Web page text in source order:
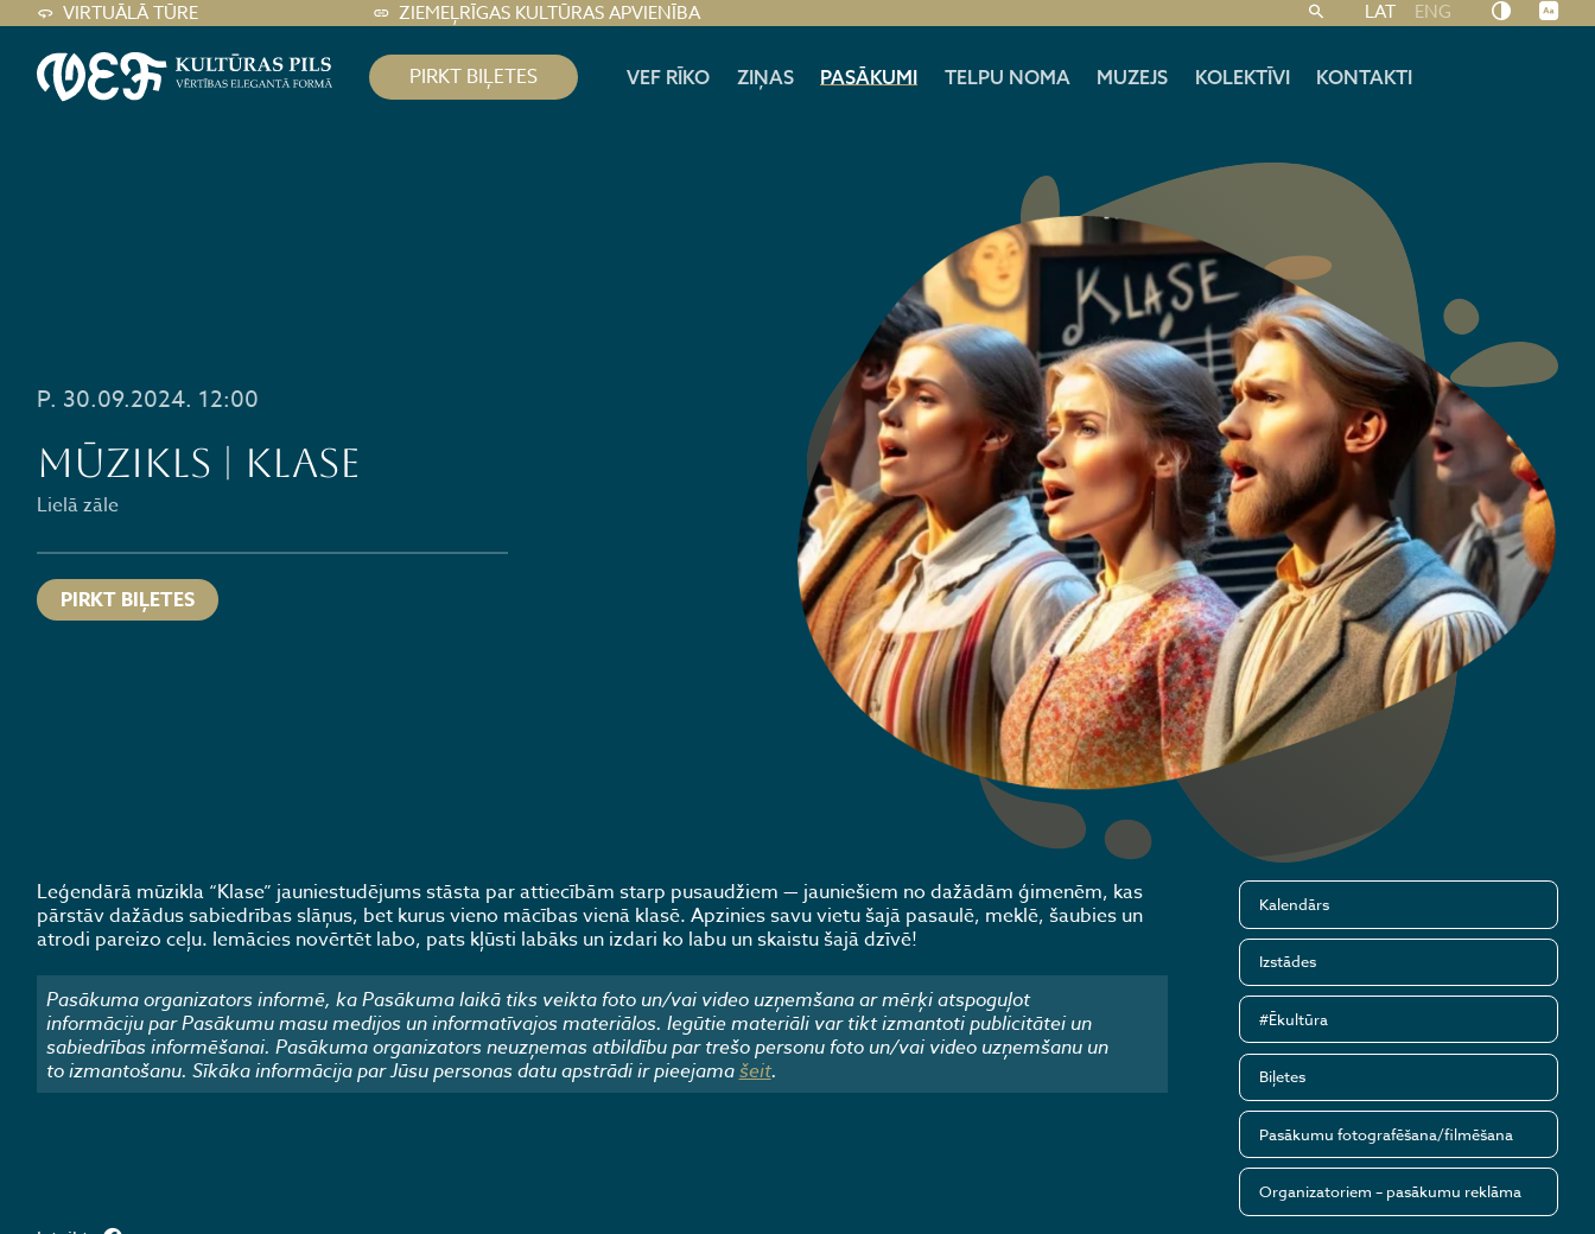
VIRTUĀLĀ TŪRE ZIEMEĻRĪGAS KULTŪRAS APVIENĪBA LAT ENG
PIRKT BIĻETES VEF RĪKO ZIŅAS PASĀKUMI TELPU NOMA MUZEJS KOLEKTĪVI KONTAKTI
P. 30.09.2024. 12:00
MŪZIKLS | KLASE
Lielā zāle
PIRKT BIĻETES
Leģendārā mūzikla “Klase” jauniestudējums stāsta par attiecībām starp pusaudžiem — jauniešiem no dažādām ģimenēm, kas
pārstāv dažādus sabiedrības slāņus, bet kurus vieno mācības vienā klasē. Apzinies savu vietu šajā pasaulē, meklē, šaubies un
atrodi pareizo ceļu. Iemācies novērtēt labo, pats kļūsti labāks un izdari ko labu un skaistu šajā dzīvē!
Pasākuma organizators informē, ka Pasākuma laikā tiks veikta foto un/vai video uzņemšana ar mērķi atspoguļot
informāciju par Pasākumu masu medijos un informatīvajos materiālos. Iegūtie materiāli var tikt izmantoti publicitātei un
sabiedrības informēšanai. Pasākuma organizators neuzņemas atbildību par trešo personu foto un/vai video uzņemšanu un
to izmantošanu. Sīkāka informācija par Jūsu personas datu apstrādi ir pieejamašeit.
Kalendārs
Izstādes
#Ēkultūra
Biļetes
Pasākumu fotografēšana/filmēšana
Organizatoriem – pasākumu reklāma